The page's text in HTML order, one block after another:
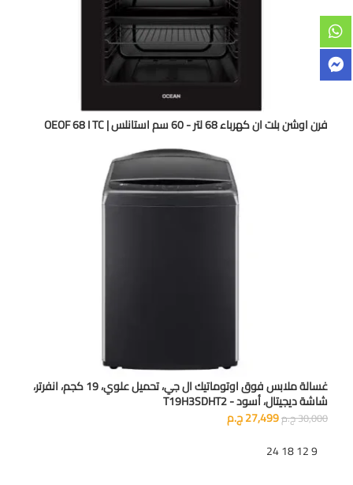
فرن اوشن بلت ان كهرباء 68 لتر - 60 سم استانلس | OEOF 68 I TC
غسالة ملابس فوق اوتوماتيك ال جي، تحميل علوي، 19 كجم، انفرتر،
شاشة ديجيتال، أسود - T19H3SDHT2
30,000ج.م27,499ج.م
9
12
18
24